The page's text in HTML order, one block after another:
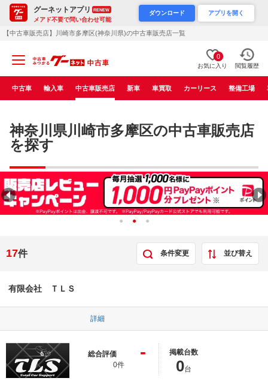
グーネットアプリ RENEW
メアド不要で問い合わせ可能
ダウンロード アプリを開く
【中古車販売店】川崎市多摩区(神奈川県)の中古車販売店一覧
0
お気に入り 閲覧履歴
中古車 輸入車 中古車販売店 新車 車買取 カーリース 整備工場
神奈川県川崎市多摩区の中古車販売店
を探す
17件 条件変更 並び替え
有限会社 ＴＬＳ
詳細
総合評価 -
0件
掲載台数
0台